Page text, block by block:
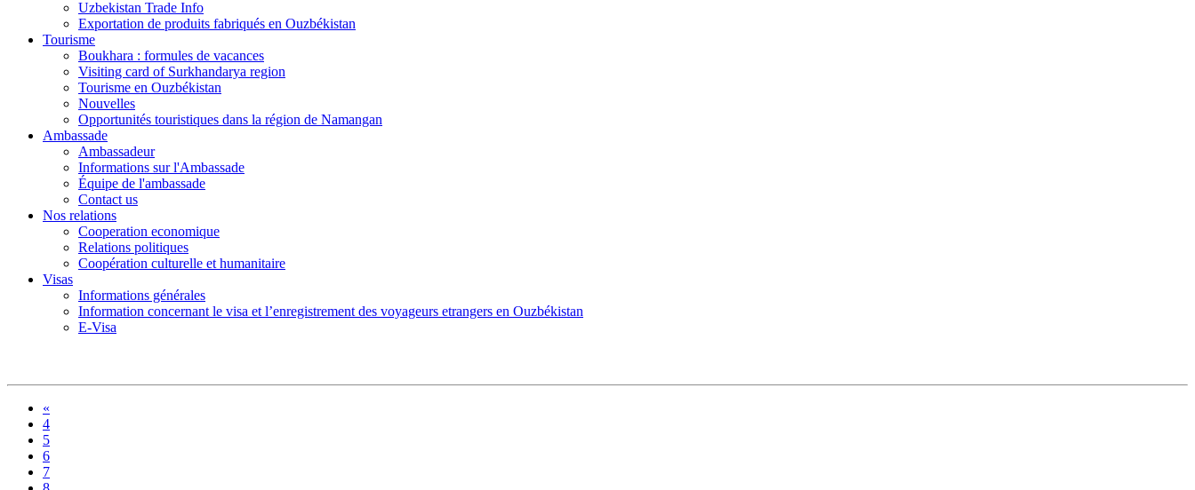
Uzbekistan Trade Info
Exportation de produits fabriqués en Ouzbékistan
Tourisme
Boukhara : formules de vacances
Visiting card of Surkhandarya region
Tourisme en Ouzbékistan
Nouvelles
Opportunités touristiques dans la région de Namangan
Ambassade
Ambassadeur
Informations sur l'Ambassade
Équipe de l'ambassade
Contact us
Nos relations
Cooperation economique
Relations politiques
Coopération culturelle et humanitaire
Visas
Informations générales
Information concernant le visa et l’enregistrement des voyageurs etrangers en Ouzbékistan
E-Visa
«
4
5
6
7